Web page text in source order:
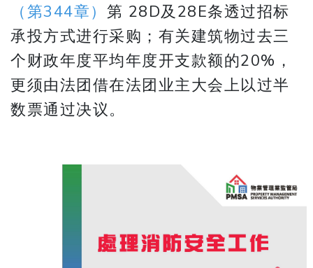
（第344章） 第 28D及28E条透过招标
承投方式进行采购；有关建筑物过去三
个财政年度平均年度开支款额的20%，
更须由法团借在法团业主大会上以过半
数票通过决议。